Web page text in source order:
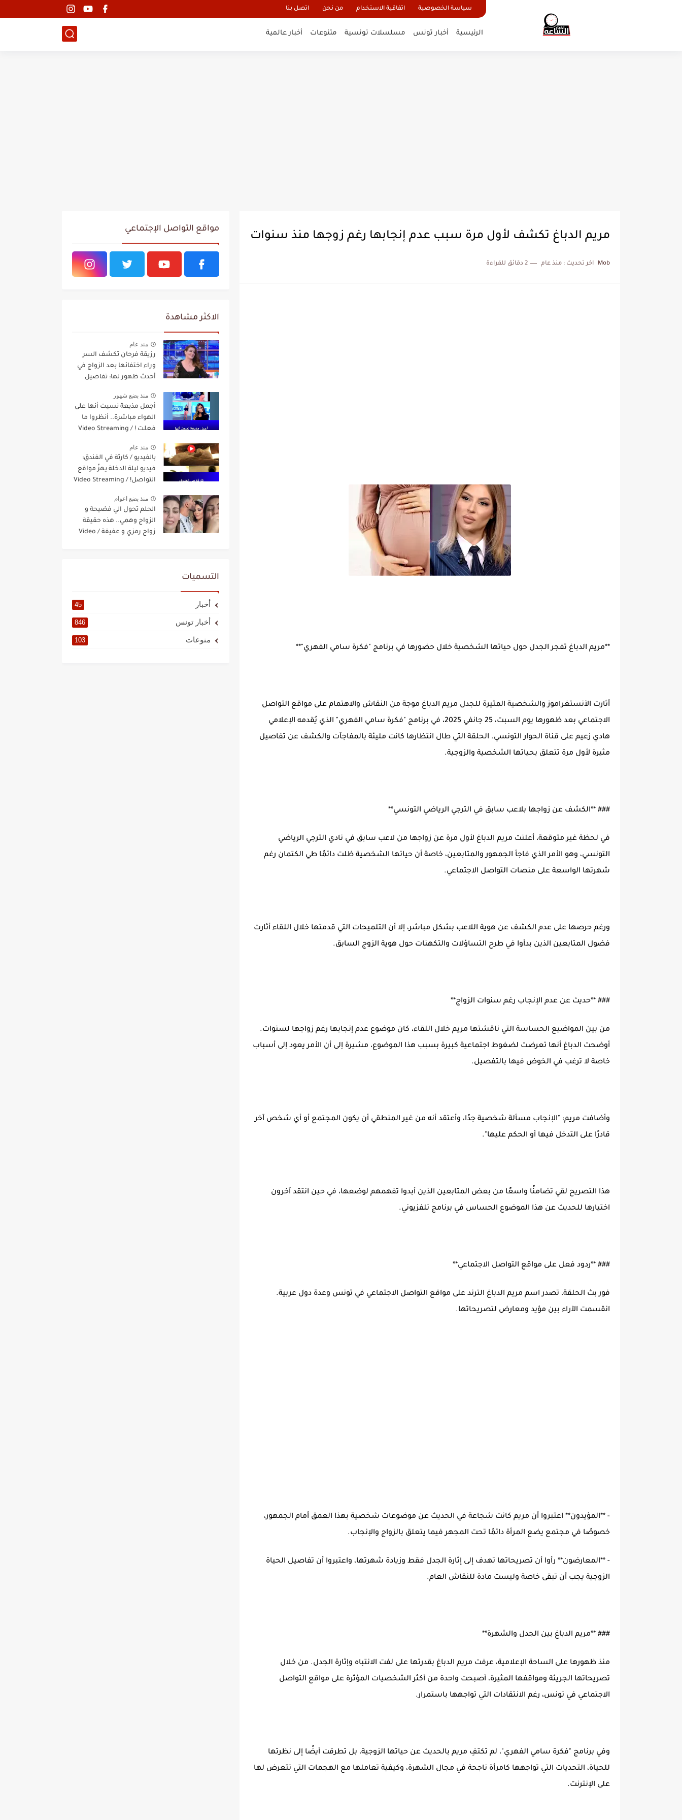
سياسة الخصوصية اتفاقية الاستخدام من نحن اتصل بنا
الرئيسية أخبار تونس مسلسلات تونسية متنوعات أخبار عالمية
مريم الدباغ تكشف لأول مرة سبب عدم إنجابها رغم زوجها منذ سنوات
Mob اخر تحديث : منذ عام 2 دقائق للقراءة
**مريم الدباغ تفجر الجدل حول حياتها الشخصية خلال حضورها في برنامج "فكرة سامي الفهري"**
أثارت الأنستغراموز والشخصية المثيرة للجدل مريم الدباغ موجة من النقاش والاهتمام على مواقع التواصل
الاجتماعي بعد ظهورها يوم السبت، 25 جانفي 2025، في برنامج "فكرة سامي الفهري" الذي يُقدمه الإعلامي
هادي زعيم على قناة الحوار التونسي. الحلقة التي طال انتظارها كانت مليئة بالمفاجآت والكشف عن تفاصيل
مثيرة لأول مرة تتعلق بحياتها الشخصية والزوجية.
### **الكشف عن زواجها بلاعب سابق في الترجي الرياضي التونسي**
في لحظة غير متوقعة، أعلنت مريم الدباغ لأول مرة عن زواجها من لاعب سابق في نادي الترجي الرياضي
التونسي، وهو الأمر الذي فاجأ الجمهور والمتابعين، خاصة أن حياتها الشخصية ظلت دائمًا طي الكتمان رغم
شهرتها الواسعة على منصات التواصل الاجتماعي.
ورغم حرصها على عدم الكشف عن هوية اللاعب بشكل مباشر، إلا أن التلميحات التي قدمتها خلال اللقاء أثارت
فضول المتابعين الذين بدأوا في طرح التساؤلات والتكهنات حول هوية الزوج السابق.
### **حديث عن عدم الإنجاب رغم سنوات الزواج**
من بين المواضيع الحساسة التي ناقشتها مريم خلال اللقاء، كان موضوع عدم إنجابها رغم زواجها لسنوات.
أوضحت الدباغ أنها تعرضت لضغوط اجتماعية كبيرة بسبب هذا الموضوع، مشيرة إلى أن الأمر يعود إلى أسباب
خاصة لا ترغب في الخوض فيها بالتفصيل.
وأضافت مريم: "الإنجاب مسألة شخصية جدًا، وأعتقد أنه من غير المنطقي أن يكون المجتمع أو أي شخص آخر
قادرًا على التدخل فيها أو الحكم عليها".
هذا التصريح لقي تضامنًا واسعًا من بعض المتابعين الذين أبدوا تفهمهم لوضعها، في حين انتقد آخرون
اختيارها للحديث عن هذا الموضوع الحساس في برنامج تلفزيوني.
### **ردود فعل على مواقع التواصل الاجتماعي**
فور بث الحلقة، تصدر اسم مريم الدباغ الترند على مواقع التواصل الاجتماعي في تونس وعدة دول عربية.
انقسمت الآراء بين مؤيد ومعارض لتصريحاتها.
- **المؤيدون** اعتبروا أن مريم كانت شجاعة في الحديث عن موضوعات شخصية بهذا العمق أمام الجمهور،
خصوصًا في مجتمع يضع المرأة دائمًا تحت المجهر فيما يتعلق بالزواج والإنجاب.
- **المعارضون** رأوا أن تصريحاتها تهدف إلى إثارة الجدل فقط وزيادة شهرتها، واعتبروا أن تفاصيل الحياة
الزوجية يجب أن تبقى خاصة وليست مادة للنقاش العام.
### **مريم الدباغ بين الجدل والشهرة**
منذ ظهورها على الساحة الإعلامية، عرفت مريم الدباغ بقدرتها على لفت الانتباه وإثارة الجدل. من خلال
تصريحاتها الجريئة ومواقفها المثيرة، أصبحت واحدة من أكثر الشخصيات المؤثرة على مواقع التواصل
الاجتماعي في تونس، رغم الانتقادات التي تواجهها باستمرار.
وفي برنامج "فكرة سامي الفهري"، لم تكتفِ مريم بالحديث عن حياتها الزوجية، بل تطرقت أيضًا إلى نظرتها
للحياة، التحديات التي تواجهها كامرأة ناجحة في مجال الشهرة، وكيفية تعاملها مع الهجمات التي تتعرض لها
على الإنترنت.
مواقع التواصل الإجتماعي
الاكثر مشاهدة
منذ عام
رزيقة فرحان تكشف السر
وراء اختفائها بعد الزواج في
أحدث ظهور لها: تفاصيل
منذ بضع شهور
أجمل مذيعة نسيت أنها على
الهواء مباشرة.. أنظروا ما
فعلت ! / Video Streaming
منذ عام
بالفيديو / كارثة في الفندق:
فيديو ليلة الدخلة يهزّ مواقع
التواصل! / Video Streaming
منذ بضع اعوام
الحلم تحول الي فضيحة و
الزواج وهمي.. هذه حقيقة
زواج رمزي و عفيفة / Video
التسميات
أخبار 45
أخبار تونس 846
منوعات 103